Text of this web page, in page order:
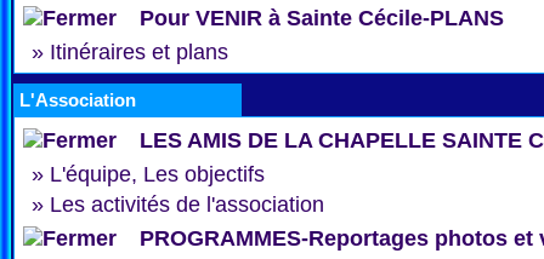
Pour VENIR à Sainte Cécile-PLANS
» Itinéraires et plans
L'Association
LES AMIS DE LA CHAPELLE SAINTE
» L'équipe, Les objectifs
» Les activités de l'association
PROGRAMMES-Reportages photos et